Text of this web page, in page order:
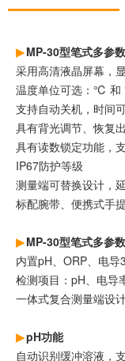
MP-30型笔式多参
采用高清液晶屏幕，
温度单位可选：℃ 和
支持自动关机，时间
具有背光调节、恢复
具有读数锁定功能，
IP67防护等级
测量端可替换设计，
标配腕带、便携式手
MP-30型笔式多参
内置pH、ORP、电导
检测项目：pH、电导
一体式复合测量端设
pH功能
自动识别缓冲溶液，